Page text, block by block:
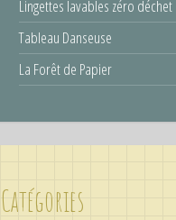
Lingettes lavables zéro déchet
Tableau Danseuse
La Forêt de Papier
Catégories